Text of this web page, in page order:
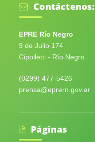
Contáctenos:
EPRE Río Negro
9 de Julio 174
Cipolletti - Río Negro
(0299) 477-5426
prensa@eprern.gov.ar
Páginas